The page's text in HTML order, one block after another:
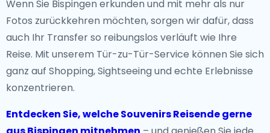
Wenn Sie Bispingen erkunden und mit mehr als nur
Fotos zurückkehren möchten, sorgen wir dafür, dass
auch Ihr Transfer so reibungslos verläuft wie Ihre
Reise. Mit unserem Tür-zu-Tür-Service können Sie sich
ganz auf Shopping, Sightseeing und echte Erlebnisse
konzentrieren.
Entdecken Sie, welche Souvenirs Reisende gerne